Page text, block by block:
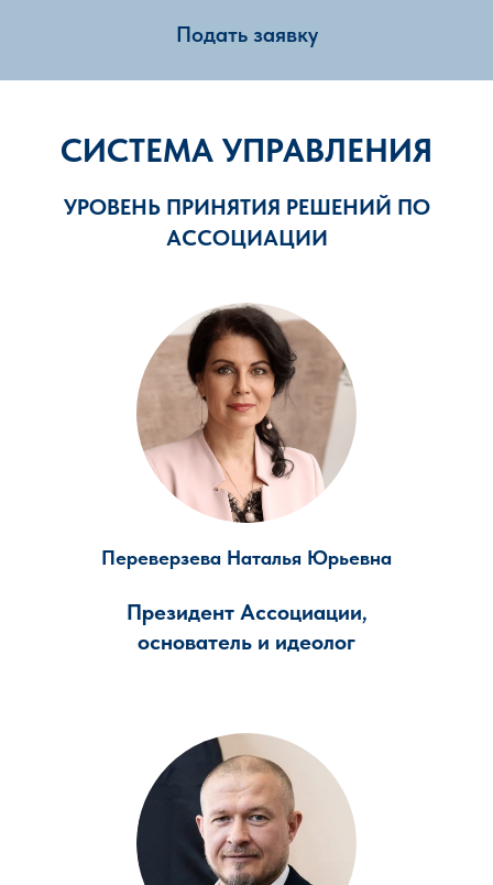
Подать заявку
СИСТЕМА УПРАВЛЕНИЯ
УРОВЕНЬ ПРИНЯТИЯ РЕШЕНИЙ ПО
АССОЦИАЦИИ
Переверзева Наталья Юрьевна
Президент Ассоциации,
основатель и идеолог